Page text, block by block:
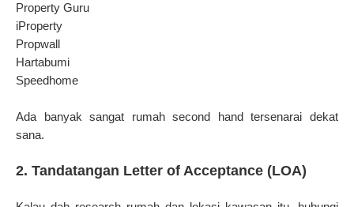
Property Guru
iProperty
Propwall
Hartabumi
Speedhome
Ada banyak sangat rumah second hand tersenarai dekat
sana.
2. Tandatangan Letter of Acceptance (LOA)